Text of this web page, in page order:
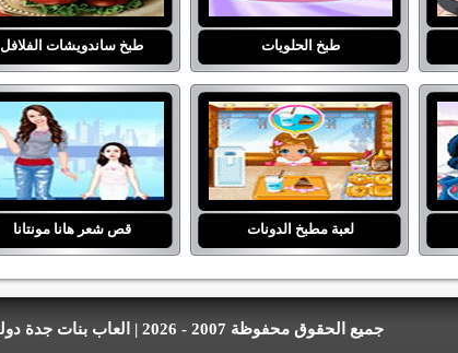
طبخ الحلويات طبخ ساندويشات الفلافل
لعبة مطبخ الدونات قص شعر هانا مونتانا
جميع الحقوق محفوظة 2007 - 2026 | العاب بنات جدة دولز